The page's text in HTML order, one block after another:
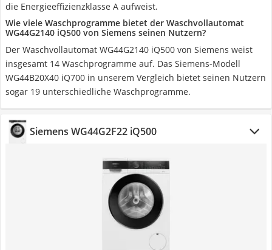
die Energieeffizienzklasse A aufweist.
Wie viele Waschprogramme bietet der Waschvollautomat
WG44G2140 iQ500 von Siemens seinen Nutzern?
Der Waschvollautomat WG44G2140 iQ500 von Siemens weist
insgesamt 14 Waschprogramme auf. Das Siemens-Modell
WG44B20X40 iQ700 in unserem Vergleich bietet seinen Nutzern
sogar 19 unterschiedliche Waschprogramme.
Siemens WG44G2F22 iQ500